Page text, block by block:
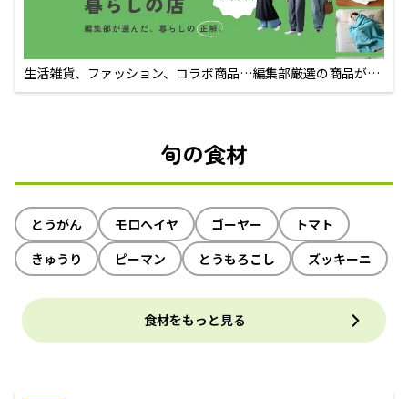
生活雑貨、ファッション、コラボ商品…編集部厳選の商品が買
えるECサイト
旬の食材
とうがん モロヘイヤ ゴーヤー
トマト
きゅうり
ピーマン とうもろこし ズッキーニ
食材をもっと見る